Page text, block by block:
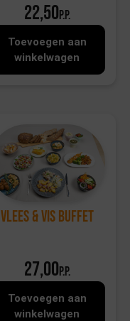
22,50p.p.
Toevoegen aan
winkelwagen
Vlees & Vis buffet
27,00p.p.
Toevoegen aan
winkelwagen